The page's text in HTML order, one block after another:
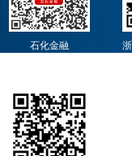
石化金融